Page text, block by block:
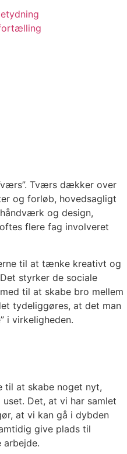
Tværs dækker over
og forløb, hovedsagligt
og design,
flere fag involveret
til at tænke kreativt og
styrker de sociale
til at skabe bro mellem
tydeliggøres, at det man
i virkeligheden.
til at skabe noget nyt,
Det, at vi har samlet
at vi kan gå i dybden
give plads til